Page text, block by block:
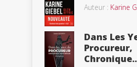
Auteur : Karine
Dans Les
Procureur,